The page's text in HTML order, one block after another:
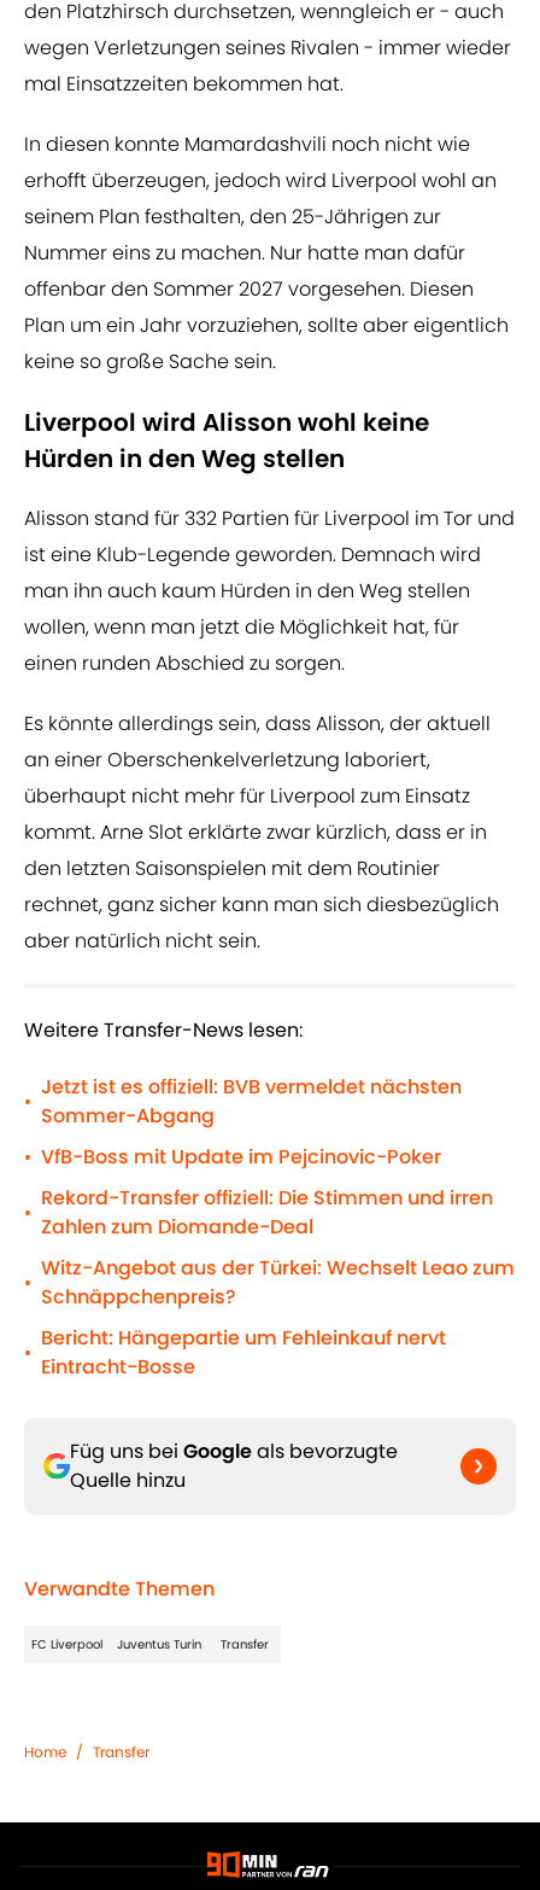
den Platzhirsch durchsetzen, wenngleich er - auch
wegen Verletzungen seines Rivalen - immer wieder
mal Einsatzzeiten bekommen hat.
In diesen konnte Mamardashvili noch nicht wie
erhofft überzeugen, jedoch wird Liverpool wohl an
seinem Plan festhalten, den 25-Jährigen zur
Nummer eins zu machen. Nur hatte man dafür
offenbar den Sommer 2027 vorgesehen. Diesen
Plan um ein Jahr vorzuziehen, sollte aber eigentlich
keine so große Sache sein.
Liverpool wird Alisson wohl keine
Hürden in den Weg stellen
Alisson stand für 332 Partien für Liverpool im Tor und
ist eine Klub-Legende geworden. Demnach wird
man ihn auch kaum Hürden in den Weg stellen
wollen, wenn man jetzt die Möglichkeit hat, für
einen runden Abschied zu sorgen.
Es könnte allerdings sein, dass Alisson, der aktuell
an einer Oberschenkelverletzung laboriert,
überhaupt nicht mehr für Liverpool zum Einsatz
kommt. Arne Slot erklärte zwar kürzlich, dass er in
den letzten Saisonspielen mit dem Routinier
rechnet, ganz sicher kann man sich diesbezüglich
aber natürlich nicht sein.
Weitere Transfer-News lesen:
•
Jetzt ist es offiziell: BVB vermeldet nächsten
Sommer-Abgang
• VfB-Boss mit Update im Pejcinovic-Poker
•
Rekord-Transfer offiziell: Die Stimmen und irren
Zahlen zum Diomande-Deal
•
Witz-Angebot aus der Türkei: Wechselt Leao zum
Schnäppchenpreis?
•
Bericht: Hängepartie um Fehleinkauf nervt
Eintracht-Bosse
Füg uns bei Googleals bevorzugte
Quelle hinzu
Verwandte Themen
FC Liverpool Juventus Turin Transfer
Home / Transfer